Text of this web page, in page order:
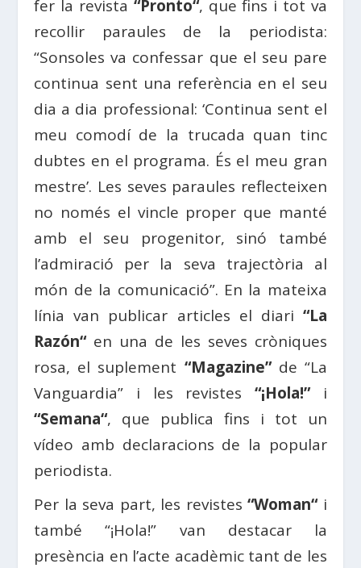
fer la revista “Pronto“, que fins i tot va
recollir paraules de la periodista:
“Sonsoles va confessar que el seu pare
continua sent una referència en el seu
dia a dia professional: ‘Continua sent el
meu comodí de la trucada quan tinc
dubtes en el programa. És el meu gran
mestre’. Les seves paraules reflecteixen
no només el vincle proper que manté
amb el seu progenitor, sinó també
l’admiració per la seva trajectòria al
món de la comunicació”. En la mateixa
línia van publicar articles el diari “La
Razón“en una de les seves cròniques
rosa, el suplement “Magazine”de “La
Vanguardia” i les revistes “¡Hola!”i
“Semana“, que publica fins i tot un
vídeo amb declaracions de la popular
periodista.
Per la seva part, les revistes “Woman“i
també “¡Hola!” van destacar la
presència en l’acte acadèmic tant de les